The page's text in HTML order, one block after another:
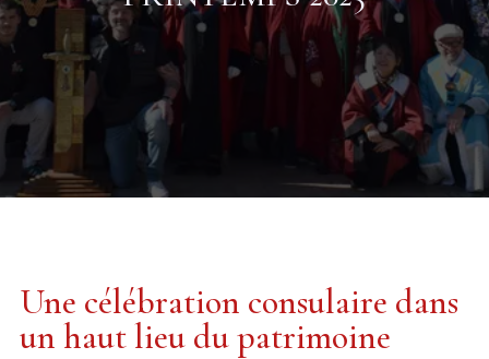
Une célébration consulaire dans
un haut lieu du patrimoine